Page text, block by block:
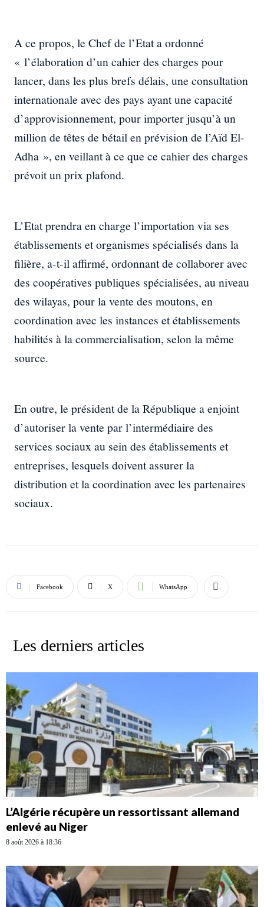
A ce propos, le Chef de l’Etat a ordonné
« l’élaboration d’un cahier des charges pour
lancer, dans les plus brefs délais, une consultation
internationale avec des pays ayant une capacité
d’approvisionnement, pour importer jusqu’à un
million de têtes de bétail en prévision de l’Aïd El-
Adha », en veillant à ce que ce cahier des charges
prévoit un prix plafond.
L’Etat prendra en charge l’importation via ses
établissements et organismes spécialisés dans la
filière, a-t-il affirmé, ordonnant de collaborer avec
des coopératives publiques spécialisées, au niveau
des wilayas, pour la vente des moutons, en
coordination avec les instances et établissements
habilités à la commercialisation, selon la même
source.
En outre, le président de la République a enjoint
d’autoriser la vente par l’intermédiaire des
services sociaux au sein des établissements et
entreprises, lesquels doivent assurer la
distribution et la coordination avec les partenaires
sociaux.
Facebook X WhatsApp
Les derniers articles
L’Algérie récupère un ressortissant allemand
enlevé au Niger
8 août 2026 à 18:36